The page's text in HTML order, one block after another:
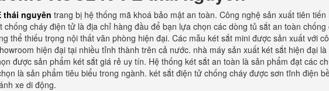
thái nguyên trang bị hệ thống mã khoá bảo mật an toàn. Công nghệ sản xuất tiên tiến
cháy điện tử là địa chỉ hàng đầu để bạn lựa chọn các dòng tủ sắt an toàn chống
thể thiếu trọng nội thất văn phòng hiện đại. Các mẫu két sắt mini được sản xuất với
hiện đại tại nhiều tỉnh thành trên cả nước. nhà máy sản xuất két sắt hiện đại
được sản phẩm két sắt giá rẻ uy tín. Hệ thống két sắt an toàn là sản phẩm đạt các
là sản phẩm tiêu biểu trong ngành. két sắt điện tử chống cháy được sơn tĩnh điện
xe di động.